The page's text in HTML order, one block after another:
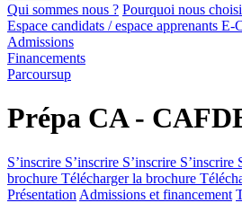
Qui sommes nous ? Pourquoi nous
Espace candidats / espace apprenants E-
Admissions
Financements
Parcoursup
Prépa CA -
S’inscrire S’inscrire S’inscrire S’inscrire
brochure Télécharger la brochure
Présentation Admissions et financement